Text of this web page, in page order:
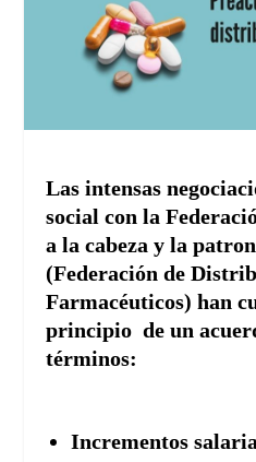
Las intensas
social con la
a la cabeza y la
(Federación de
Farmacéuticos) han
principio de un
términos:
Incrementos